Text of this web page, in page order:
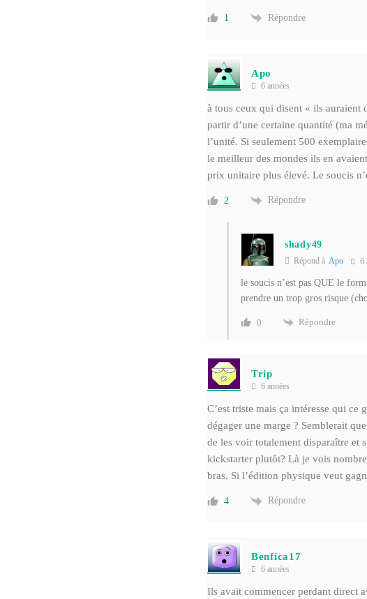
1 Répondre
Apo
6 années
à tous ceux qui disent « ils auraient
partir d’une certaine quantité (ma
l’unité. Si seulement 500
le meilleur des mondes ils en
prix unitaire plus élevé. Le soucis
2 Répondre
shady49
Répond à Apo 6
le soucis n’est pas QUE le
prendre un trop gros risque
0 Répondre
Trip
6 années
C’est triste mais ça intéresse qui
dégager une marge ? Semblerait
de les voir totalement disparaître et
kickstarter plutôt? Là je vois
bras. Si l’édition physique veut
4 Répondre
Benfica17
6 années
Ils avait commencer perdant direct